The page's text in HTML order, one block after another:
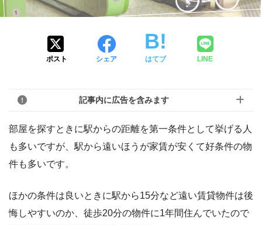
ポスト シェア はてブ LINE
記事内に広告を含みます
部屋を探すときに駅からの距離を第一条件として挙げる人
も多いですが、駅から遠いほうが家賃が安くて好条件の物
件も多いです。
ほかの条件は良いときに駅から15分など遠い賃貸物件は後
悔しやすいのか、徒歩20分の物件に1年間住んでいたので